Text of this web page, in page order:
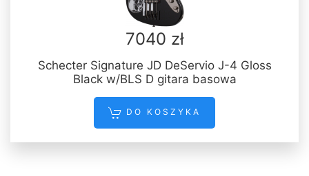
7040 zł
Schecter Signature JD DeServio J-4 Gloss
Black w/BLS D gitara basowa
DO KOSZYKA